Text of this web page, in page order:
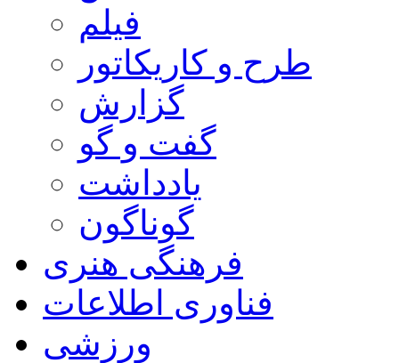
فیلم
طرح و کاریکاتور
گزارش
گفت و گو
یادداشت
گوناگون
فرهنگی هنری
فناوری اطلاعات
ورزشی